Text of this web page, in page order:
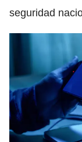
seguridad